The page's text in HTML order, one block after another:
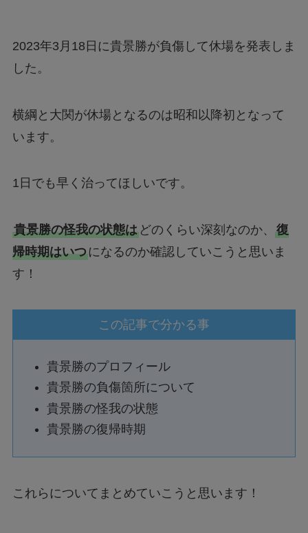
2023年3月18日に貴景勝が負傷して休場を発表しま
した。
横綱と大関が休場となるのは昭和以降初となって
います。
1日でも早く治ってほしいです。
貴景勝の怪我の状態はどのくらい深刻なのか、 復
帰時期はいつになるのか確認していこうと思いま
す！
この記事で分かる事
貴景勝のプロフィール
貴景勝の負傷箇所について
貴景勝の怪我の状態
貴景勝の復帰時期
これらについてまとめていこうと思います！